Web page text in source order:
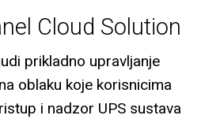
Cloud Solution
prikladno upravljanje
oblaku koje korisnicima
i nadzor UPS sustava